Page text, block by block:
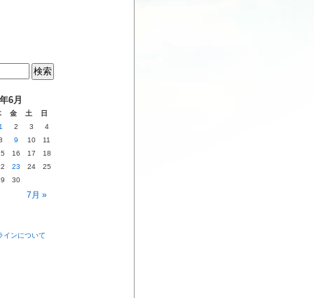
6月
金 土 日
7月 »
1 2 3
4
9 10
11
16 17
18
23 24
25
30
インについて